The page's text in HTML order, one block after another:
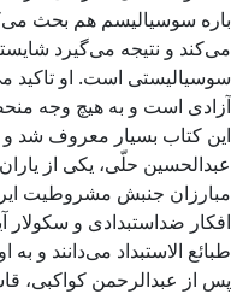
باره سوسیالیسم هم بحث
می‌کند و نتیجه می‌گیرد
سوسیالیستی است. او تاکید
آزادی است و به هیچ وجه
این کتاب بسیار معروف شد
عبدالحسین حلّی، یکی از
مبارزان جنبش مشروطیت
افکار ضداستبدادی و سکولار
طبائع الاستبداد می‌دانند و
پس از عبدالرحمن کواکبی،